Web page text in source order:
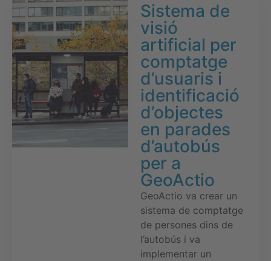
Sistema de
visió
artificial per
comptatge
d’usuaris i
identificació
d’objectes
en parades
d’autobús
per a
GeoActio
GeoActio va crear un
sistema de comptatge
de persones dins de
l’autobús i va
implementar un